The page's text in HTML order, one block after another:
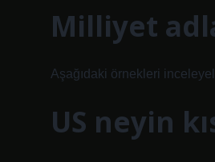
Milliyet
Aşağıdaki örnekleri
US neyin